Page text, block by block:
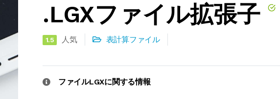
.LGXファイル拡張子
1.5 人気 表計算ファイル
ファイルLGXに関する情報